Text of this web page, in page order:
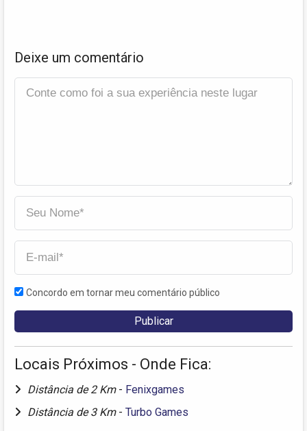
Deixe um comentário
Concordo em tornar meu comentário público
Locais Próximos - Onde Fica:
Distância de 2 Km - Fenixgames
Distância de 3 Km - Turbo Games